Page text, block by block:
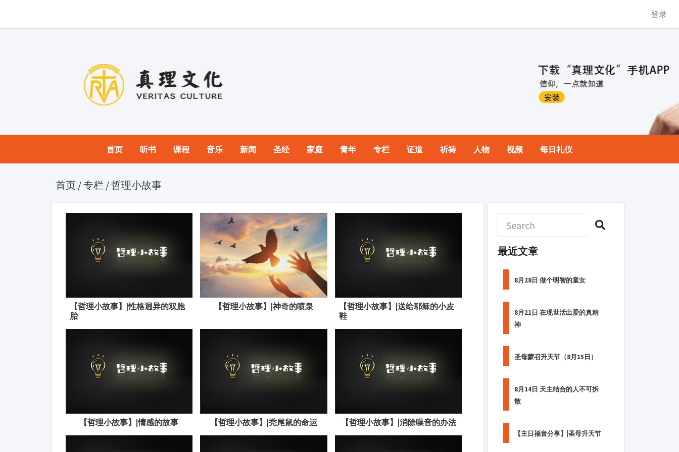
登录
首页 听书 课程 音乐 新闻 圣经 家庭 青年 专栏 证道 祈祷 人物 视频 每日礼仪
首页 /专栏 /哲理小故事
【哲理小故事】|性格迥异的双胞
胎
【哲理小故事】|神奇的喷泉
【哲理小故事】|送给耶稣的小皮
鞋
【哲理小故事】|情感的故事 【哲理小故事】|秃尾鼠的命运 【哲理小故事】|消除噪音的办法
最近文章
8月28日 做个明智的童女
8月21日 在现世活出爱的真精
神
圣母蒙召升天节（8月15日）
8月14日 天主结合的人不可拆
散
【主日福音分享】|圣母升天节